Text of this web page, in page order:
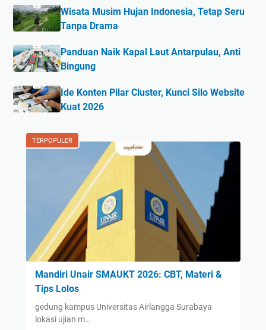
Wisata Musim Hujan Indonesia, Tetap Seru
Tanpa Drama
Panduan Naik Kapal Laut Antarpulau, Anti
Bingung
Ide Konten Pilar Cluster, Kunci Silo Website
Kuat 2026
TERPOPULER
Mandiri Unair SMAUKT 2026: CBT, Materi &
Tips Lolos
gedung kampus Universitas Airlangga Surabaya
lokasi ujian m…